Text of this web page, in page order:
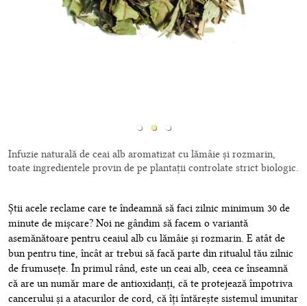
Infuzie naturală de ceai alb aromatizat cu lămâie și rozmarin,
toate ingredientele provin de pe plantații controlate strict biologic.
Știi acele reclame care te îndeamnă să faci zilnic minimum 30 de
minute de mișcare? Noi ne gândim să facem o variantă
asemănătoare pentru ceaiul alb cu lămâie și rozmarin. E atât de
bun pentru tine, încât ar trebui să facă parte din ritualul tău zilnic
de frumusețe. În primul rând, este un ceai alb, ceea ce înseamnă
că are un număr mare de antioxidanți, că te protejează împotriva
cancerului și a atacurilor de cord, că îți întărește sistemul imunitar